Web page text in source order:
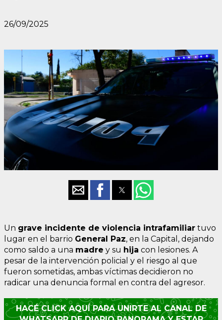
26/09/2025
Un grave incidente de violencia intrafamiliar tuvo
lugar en el barrio General Paz, en la Capital, dejando
como saldo a una madre y su hija con lesiones. A
pesar de la intervención policial y el riesgo al que
fueron sometidas, ambas víctimas decidieron no
radicar una denuncia formal en contra del agresor.
HACÉ CLICK AQUÍ PARA UNIRTE AL CANAL DE